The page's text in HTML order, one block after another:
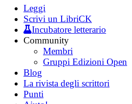
Leggi
Scrivi un LibriCK
Incubatore letterario
Community
Membri
Gruppi Edizioni Open
Blog
La rivista degli scrittori
Punti